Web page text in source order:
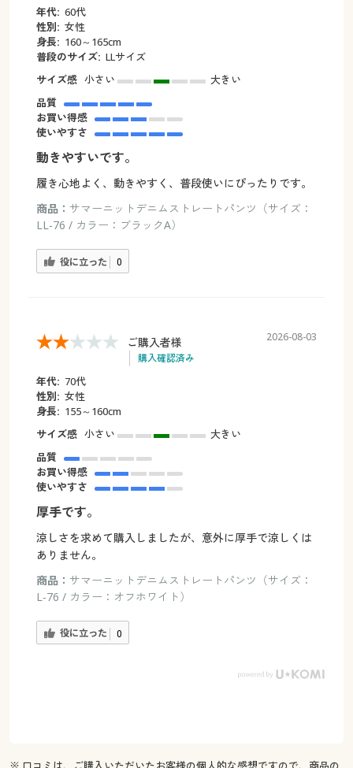
年代: 60代
性別: 女性
身長: 160～165cm
普段のサイズ: LLサイズ
サイズ感 小さい
大きい
品質
お買い得感
使いやすさ
動きやすいです。
履き心地よく、動きやすく、普段使いにぴったりです。
商品： サマーニットデニムストレートパンツ（サイズ：
LL-76 / カラー：ブラックA）
役に立った 0
ご購入者様
購入確認済み
2026-08-03
年代: 70代
性別: 女性
身長: 155～160cm
サイズ感 小さい
大きい
品質
お買い得感
使いやすさ
厚手です。
涼しさを求めて購入しましたが、意外に厚手で涼しくは
ありません。
商品： サマーニットデニムストレートパンツ（サイズ：
L-76 / カラー：オフホワイト）
役に立った 0